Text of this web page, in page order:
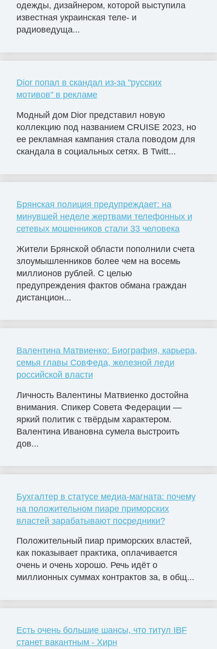
одежды, дизайнером, которой выступила
известная украинская теле- и
радиоведуща...
Dior попал в скандал из-за "русских
мотивов" в рекламе
Модный дом Dior представил новую
коллекцию под названием CRUISE 2023, но
ее рекламная кампания стала поводом для
скандала в социальных сетях. В Twitt...
Брянская полиция предупреждает: на
минувшей неделе жертвами телефонных и
сетевых мошенников стали 33 человека
Жители Брянской области пополнили счета
злоумышленников более чем на восемь
миллионов рублей. С целью
предупреждения фактов обмана граждан
дистанцион...
Валентина Матвиенко: Биография, карьера,
семья главы СовФеда, железной леди
российской власти
Личность Валентины Матвиенко достойна
внимания. Спикер Совета Федерации —
яркий политик с твёрдым характером.
Валентина Ивановна сумела выстроить
дов...
Бухгалтер в статусе медиа-магната: почему
на положительном пиаре приморских
властей зарабатывают посредники?
Положительный пиар приморских властей,
как показывает практика, оплачивается
очень и очень хорошо. Речь идёт о
миллионных суммах контрактов за, в общ...
Есть очень большие шансы, что титул IBF
станет вакантным - Хирн